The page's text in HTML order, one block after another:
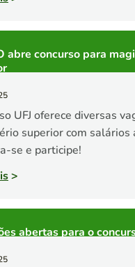
abre concurso para
UFJ oferece diversas
superior com salários
se e participe!
>
abertas para o